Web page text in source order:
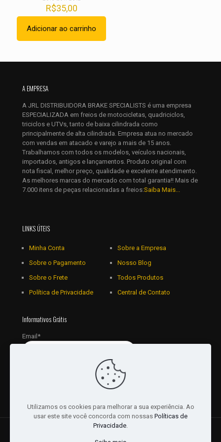
Salvar meus dados neste navegador para a próxima vez que
eu comentar.
R$35,00
Adicionar ao carrinho
A EMPRESA
A JRL DISTRIBUIDORA BRAKE SPECIALISTS é uma empresa
ESPECIALIZADA em freios de motocicletas, quadriciclos,
triciclos e UTVs, tanto de baixa cilindrada como
principalmente de alta cilindrada. Empresa atua no mercado
com vendas em atacado e varejo a mais de 15 anos.
Trabalhamos com todos os modelos, veículos nacionais,
importados, antigos e lançamentos. Produto original com
nota fiscal, melhor preço, qualidade e excelente atendimento.
As melhores marcas do mercado com total garantia!! Mais de
7.000 itens de peças relacionadas a freios:Saiba Mais...
LINKS ÚTEIS
Minha Conta
Sobre o Pagamento
Sobre o Frete
Política de Privacidade
Sobre a Empresa
Nosso Blog
Todos Produtos
Central de Contato
Informativos Grátis
Email*
Utilizamos os cookies para melhorar a sua experiência. Ao
usar este site você concorda com nossas Políticas de
Privacidade.